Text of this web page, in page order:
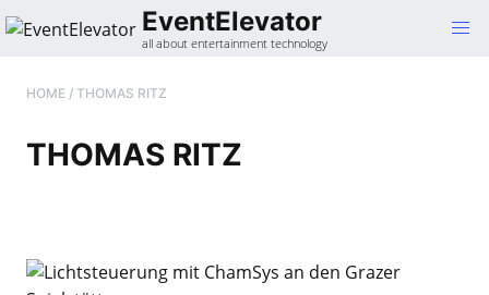
Gehe
zum
EventElevator
all about entertainment technology
HOME / THOMAS RITZ
THOMAS RITZ